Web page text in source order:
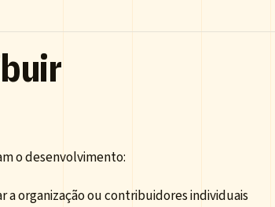
o desenvolvimento:
a organização ou contribuidores individuais